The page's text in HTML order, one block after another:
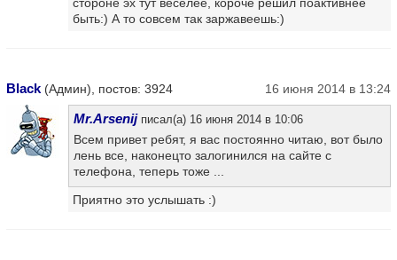
быть:) А то совсем так заржавеешь:)
Black (Админ), постов: 3924 16 июня 2014 в 13:24
Mr.Arsenijписал(а) 16 июня 2014 в 10:06
Всем привет ребят, я вас постоянно читаю, вот было
лень все, наконецто залогинился на сайте с
телефона, теперь тоже ...
Приятно это услышать :)